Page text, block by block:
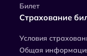
Билет
Страхование
Уcловия
Общая